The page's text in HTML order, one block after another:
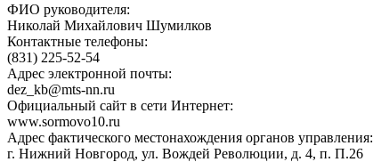
ФИО руководителя:
Николай Михайлович Шумилков
Контактные телефоны:
(831) 225-52-54
Адрес электронной почты:
dez_kb@mts-nn.ru
Официальный сайт в сети Интернет:
www.sormovo10.ru
Адрес фактического местонахождения органов управления:
г. Нижний Новгород, ул. Вождей Революции, д. 4, п. П.26